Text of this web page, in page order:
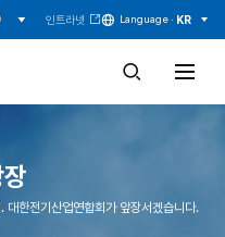
인트라넷 Language · KR
검
전
한전기산업연합회가 앞장서겠습니다.